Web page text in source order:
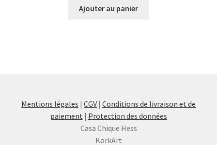
Ajouter au panier
Mentions légales | CGV | Conditions de livraison et de
paiement | Protection des données
Casa Chique Hess
KorkArt